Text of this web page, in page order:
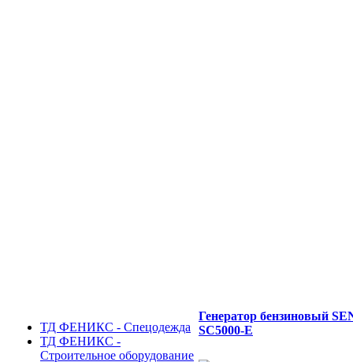
ТД ФЕНИКС - Спецодежда
ТД ФЕНИКС -
Строительное оборудование
Генератор бензиновый
SC5000-Е